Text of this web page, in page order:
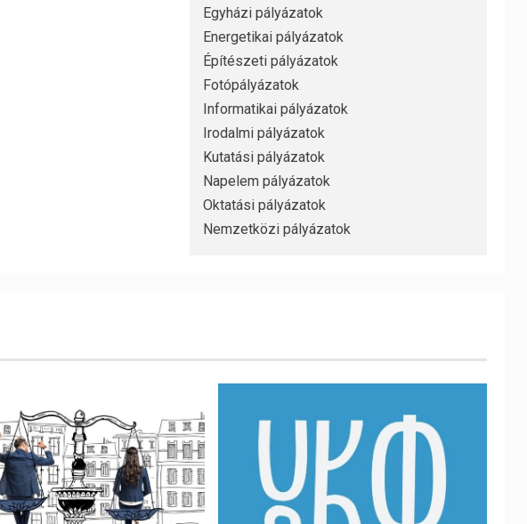
Egyházi pályázatok
Energetikai pályázatok
Építészeti pályázatok
Fotópályázatok
Informatikai pályázatok
Irodalmi pályázatok
Kutatási pályázatok
Napelem pályázatok
Oktatási pályázatok
Nemzetközi pályázatok